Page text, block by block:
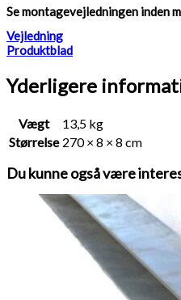
Se montagevejledningen inden
Vejledning
Produktblad
Yderligere
Vægt
13,5 kg
Størrelse 270 × 8 × 8 cm
Du kunne også være